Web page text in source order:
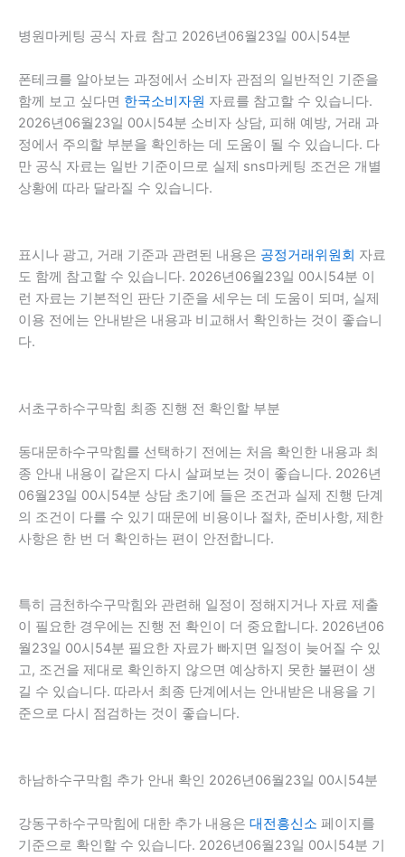
병원마케팅 공식 자료 참고 2026년06월23일 00시54분
폰테크를 알아보는 과정에서 소비자 관점의 일반적인 기준을
함께 보고 싶다면 한국소비자원 자료를 참고할 수 있습니다.
2026년06월23일 00시54분 소비자 상담, 피해 예방, 거래 과
정에서 주의할 부분을 확인하는 데 도움이 될 수 있습니다. 다
만 공식 자료는 일반 기준이므로 실제 sns마케팅 조건은 개별
상황에 따라 달라질 수 있습니다.
표시나 광고, 거래 기준과 관련된 내용은 공정거래위원회 자료
도 함께 참고할 수 있습니다. 2026년06월23일 00시54분 이
런 자료는 기본적인 판단 기준을 세우는 데 도움이 되며, 실제
이용 전에는 안내받은 내용과 비교해서 확인하는 것이 좋습니
다.
서초구하수구막힘 최종 진행 전 확인할 부분
동대문하수구막힘를 선택하기 전에는 처음 확인한 내용과 최
종 안내 내용이 같은지 다시 살펴보는 것이 좋습니다. 2026년
06월23일 00시54분 상담 초기에 들은 조건과 실제 진행 단계
의 조건이 다를 수 있기 때문에 비용이나 절차, 준비사항, 제한
사항은 한 번 더 확인하는 편이 안전합니다.
특히 금천하수구막힘와 관련해 일정이 정해지거나 자료 제출
이 필요한 경우에는 진행 전 확인이 더 중요합니다. 2026년06
월23일 00시54분 필요한 자료가 빠지면 일정이 늦어질 수 있
고, 조건을 제대로 확인하지 않으면 예상하지 못한 불편이 생
길 수 있습니다. 따라서 최종 단계에서는 안내받은 내용을 기
준으로 다시 점검하는 것이 좋습니다.
하남하수구막힘 추가 안내 확인 2026년06월23일 00시54분
강동구하수구막힘에 대한 추가 내용은 대전흥신소 페이지를
기준으로 확인할 수 있습니다. 2026년06월23일 00시54분 기